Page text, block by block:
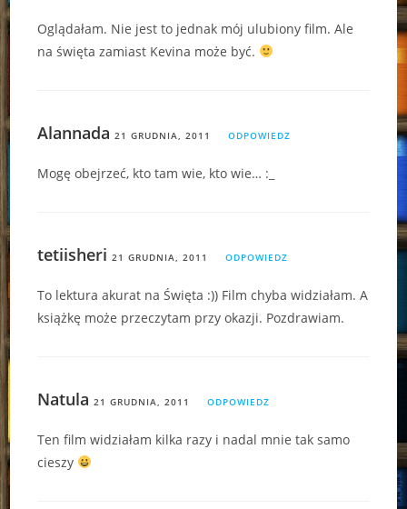
Oglądałam. Nie jest to jednak mój ulubiony film. Ale
na święta zamiast Kevina może być.
Alannada 21 GRUDNIA, 2011 ODPOWIEDZ
Mogę obejrzeć, kto tam wie, kto wie… :_
tetiisheri 21 GRUDNIA, 2011 ODPOWIEDZ
To lektura akurat na Święta :)) Film chyba widziałam. A
książkę może przeczytam przy okazji. Pozdrawiam.
Natula 21 GRUDNIA, 2011 ODPOWIEDZ
Ten film widziałam kilka razy i nadal mnie tak samo
cieszy